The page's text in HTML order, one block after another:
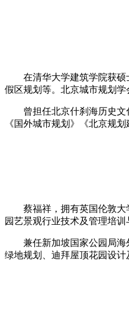
在清华大学建筑学院获硕士
假区规划等。北京城市规划学
曾担任北京什刹海历史文化
《国外城市规划》《北京规
蔡福祥，拥有英国伦敦大学
园艺景观行业技术及管理培
兼任新加坡国家公园局海外
绿地规划、迪拜屋顶花园设